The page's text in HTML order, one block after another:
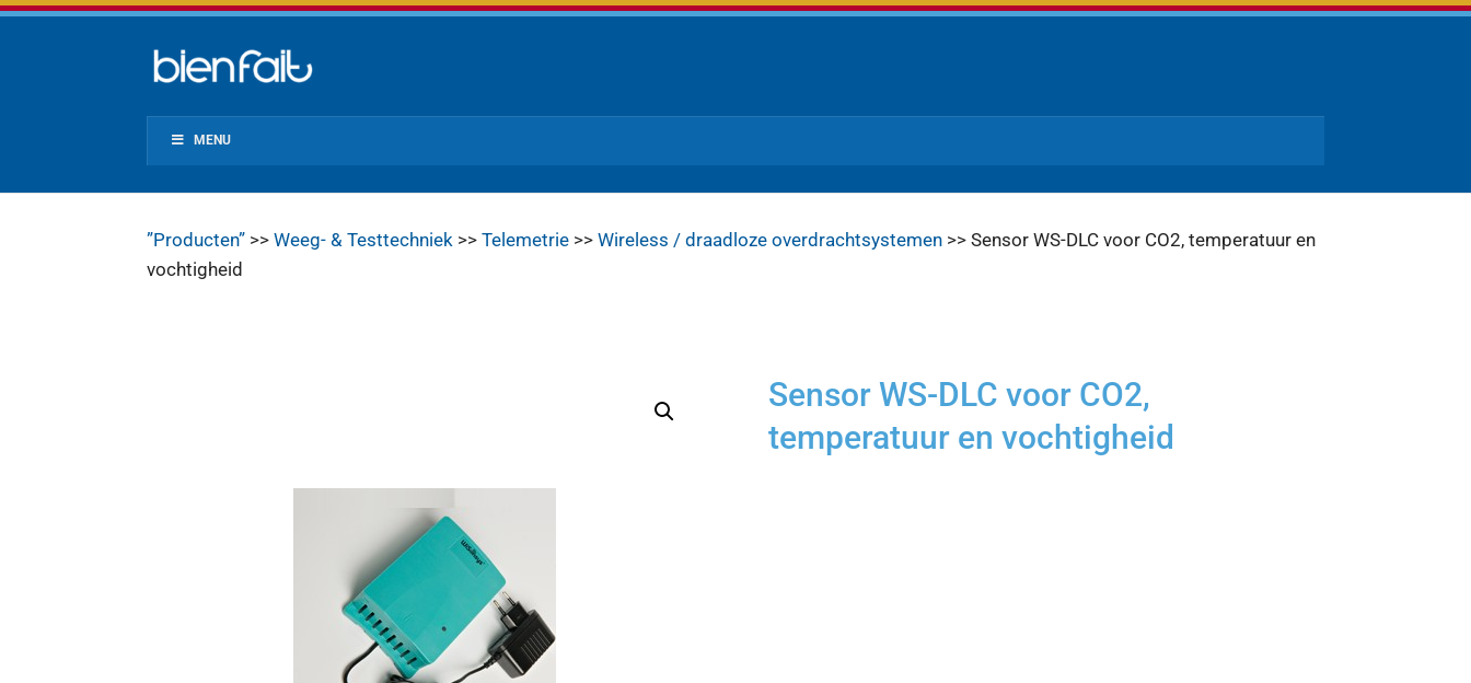
MENU
”Producten” >>Weeg- & Testtechniek >>Telemetrie >>Wireless / draadloze overdrachtsystemen >> Sensor WS-DLC voor CO2, temperatuur en
vochtigheid
Sensor WS-DLC voor CO2,
temperatuur en vochtigheid